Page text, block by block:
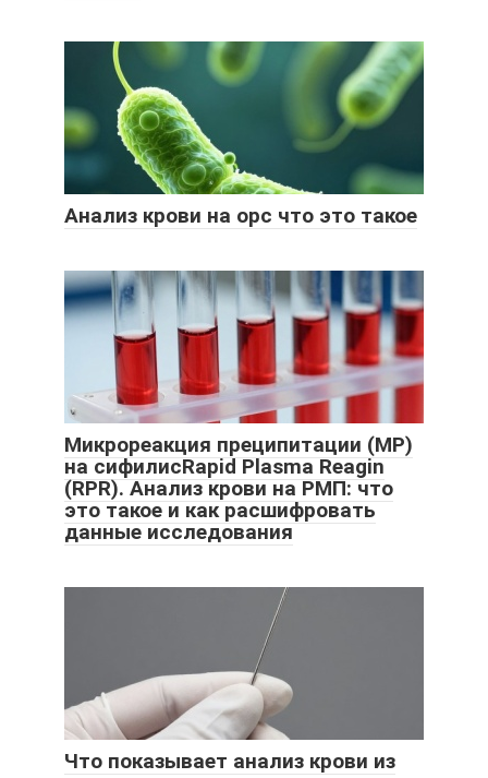
Анализ крови на орс что это такое
Микрореакция преципитации (МР)
на сифилисRapid Plasma Reagin
(RPR). Анализ крови на РМП: что
это такое и как расшифровать
данные исследования
Что показывает анализ крови из